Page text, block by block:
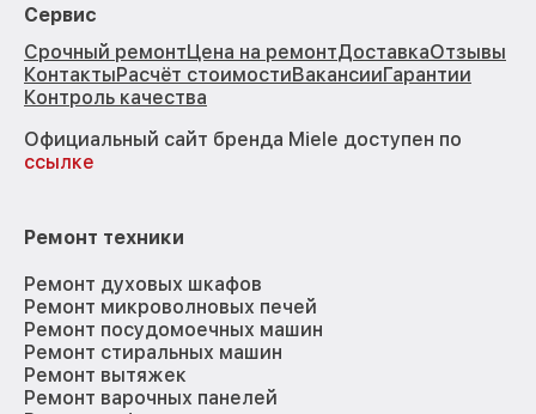
Сервис
Срочный ремонтЦена на ремонтДоставкаОтзывы
КонтактыРасчёт стоимостиВакансииГарантии
Контроль качества
Официальный сайт бренда Miele доступен по
ссылке
Ремонт техники
Ремонт духовых шкафов
Ремонт микроволновых печей
Ремонт посудомоечных машин
Ремонт стиральных машин
Ремонт вытяжек
Ремонт варочных панелей